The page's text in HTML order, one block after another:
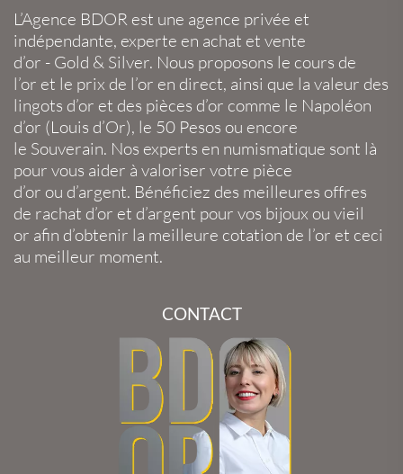
L’Agence BDOR est une agence privée et
indépendante, experte en achat et vente
d’or - Gold & Silver. Nous proposons le cours de
l’or et le prix de l’or en direct, ainsi que la valeur des
lingots d’or et des pièces d’or comme le Napoléon
d’or (Louis d’Or), le 50 Pesos ou encore
le Souverain. Nos experts en numismatique sont là
pour vous aider à valoriser votre pièce
d’or ou d’argent. Bénéficiez des meilleures offres
de rachat d’or et d’argent pour vos bijoux ou vieil
or afin d’obtenir la meilleure cotation de l’or et ceci
au meilleur moment.
CONTACT